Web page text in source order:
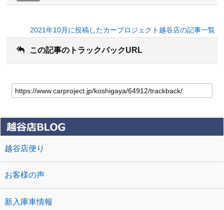
2021年10月に投稿したカープロジェクト越谷店の記事一覧
この記事のトラックバックURL
越谷店便り
お客様の声
新入庫車情報